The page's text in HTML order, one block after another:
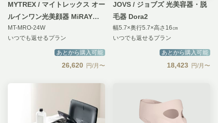
MYTREX / マイトレックス オー
ルインワン光美顔器 MiRAY
ONE（ミライワン）
MT-MRO-24W
いつでも返せるプラン
あとから購入可能
26,620 円/月〜
JOVS / ジョブズ 光美容器・脱
毛器 Dora2
幅5.7×奥行5.7×高さ16㎝
いつでも返せるプラン
あとから購入可能
18,423 円/月〜